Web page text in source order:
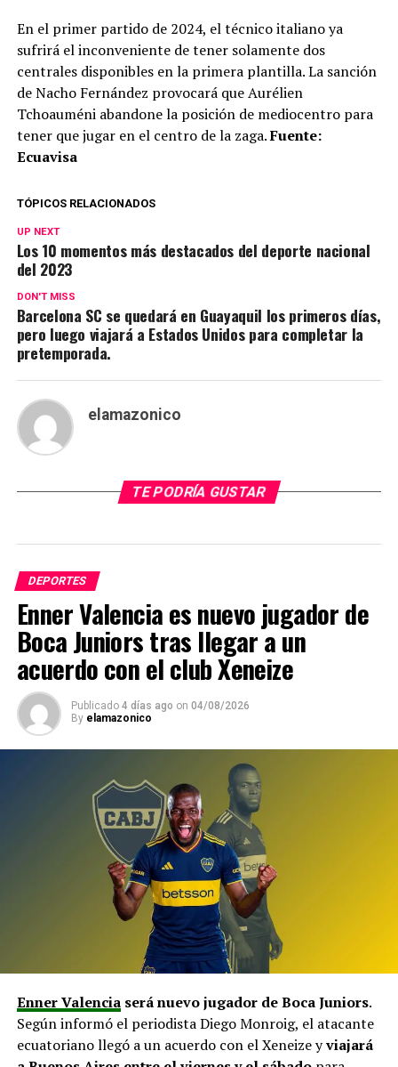
En el primer partido de 2024, el técnico italiano ya
sufrirá el inconveniente de tener solamente dos
centrales disponibles en la primera plantilla. La sanción
de Nacho Fernández provocará que Aurélien
Tchoauméni abandone la posición de mediocentro para
tener que jugar en el centro de la zaga.Fuente:
Ecuavisa
TÓPICOS RELACIONADOS
UP NEXT
Los 10 momentos más destacados del deporte nacional
del 2023
DON'T MISS
Barcelona SC se quedará en Guayaquil los primeros días,
pero luego viajará a Estados Unidos para completar la
pretemporada.
elamazonico
TE PODRÍA GUSTAR
DEPORTES
Enner Valencia es nuevo jugador de
Boca Juniors tras llegar a un
acuerdo con el club Xeneize
Publicado 4 días ago on 04/08/2026
By elamazonico
Enner Valencia será nuevo jugador de Boca Juniors.
Según informó el periodista Diego Monroig, el atacante
ecuatoriano llegó a un acuerdo con el Xeneize yviajará